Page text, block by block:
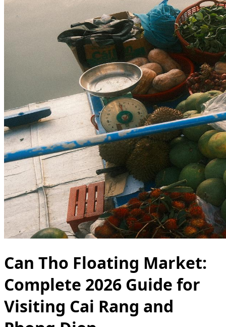
Can Tho Floating Market:
Complete 2026 Guide for
Visiting Cai Rang and